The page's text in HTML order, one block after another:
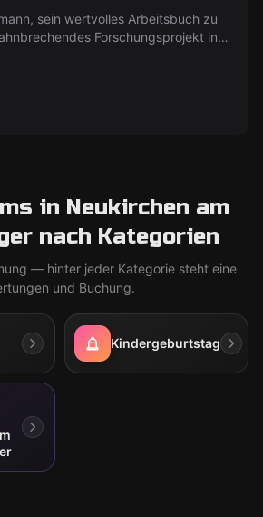
sein wertvolles Arbeitsbuch zu
Forschungsprojekt in
in Neukirchen am
nach Kategorien
— hinter jeder Kategorie steht eine
und Buchung.
Kindergeburtstag